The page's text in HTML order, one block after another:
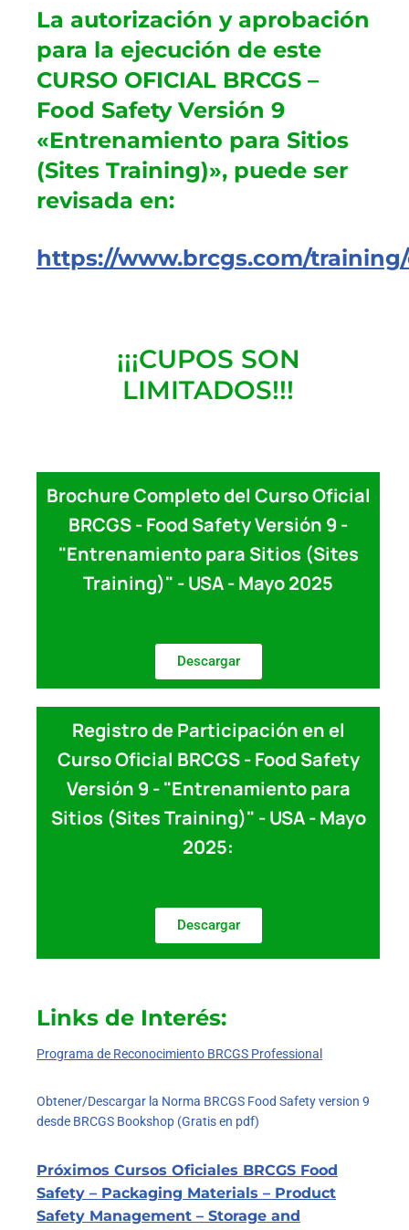
La autorización y aprobación
para la ejecución de este
CURSO OFICIAL BRCGS –
Food Safety Versión 9
«Entrenamiento para Sitios
(Sites Training)», puede ser
revisada en:
https://www.brcgs.com/
¡¡¡CUPOS SON
LIMITADOS!!!
Brochure Completo del Curso Oficial
BRCGS - Food Safety Versión 9 -
"Entrenamiento para Sitios (Sites
Training)" - USA - Mayo 2025
Descargar
Registro de Participación en el
Curso Oficial BRCGS - Food Safety
Versión 9 - "Entrenamiento para
Sitios (Sites Training)" - USA - Mayo
2025:
Descargar
Links de Interés:
Programa de Reconocimiento BRCGS Professional
Obtener/Descargar la Norma BRCGS Food Safety version 9
desde BRCGS Bookshop (Gratis en pdf)
Próximos Cursos Oficiales BRCGS Food
Safety – Packaging Materials – Product
Safety Management – Storage and